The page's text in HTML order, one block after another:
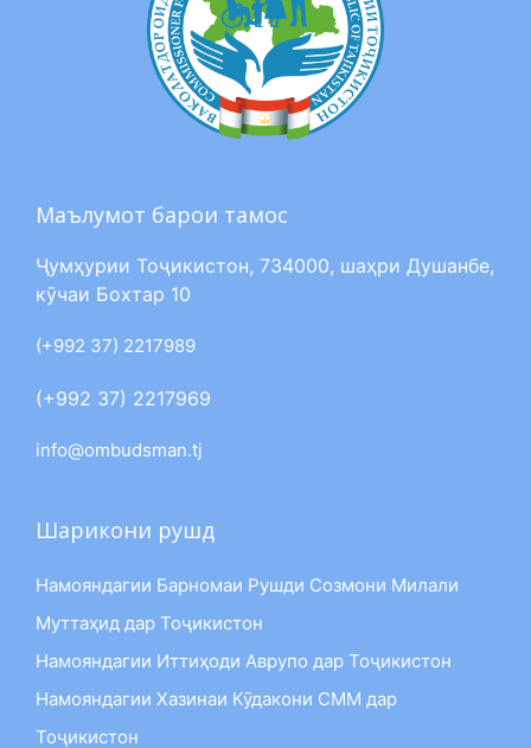
Маълумот барои тамос
Ҷумҳурии Тоҷикистон, 734000, шаҳри Душанбе,
кӯчаи Бохтар 10
(+992 37) 2217989
(+992 37) 2217969
info@ombudsman.tj
Шарикони рушд
Намояндагии Барномаи Рушди Созмони Милали
Муттаҳид дар Тоҷикистон
Намояндагии Иттиҳоди Аврупо дар Тоҷикистон
Намояндагии Хазинаи Кӯдакони СММ дар
Тоҷикистон